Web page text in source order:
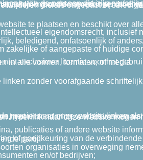
te plaatsen en beschikt over
beledigend, onfatsoenlijk of
zakelijke of aangepaste of huidige
om je opmerkingen te gebruiken, reproduceren en bewerken in alle vormen, formaten, of media.
zonder voorafgaande
van het werven van non-profitorganisaties, winkelcentra voor goede doelen en fondsenwerving groepen voor liefdadigheidsinstellingen die geen
publicaties of andere website
of goedkeuring van de
partij.
organisaties in overweging
en/of bedrijven;